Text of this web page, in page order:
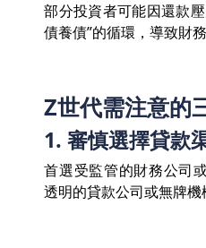
部分投資者可能因還款
債養債”的循環，導致財務
Z世代需注意的
1. 審慎選擇貸款
首選受監管的財務公司
透明的貸款公司或無牌機